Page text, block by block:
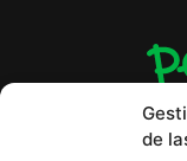
de